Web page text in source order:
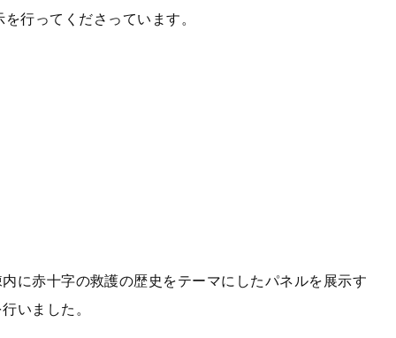
行ってくださっています。
に赤十字の救護の歴史をテーマにしたパネルを展示す
行いました。